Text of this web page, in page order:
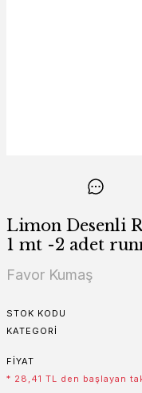
Limon Desenli
1 mt -2 adet
Favor Kumaş
STOK KODU
KATEGORI
FIYAT
* 28,41 TL den başlayan